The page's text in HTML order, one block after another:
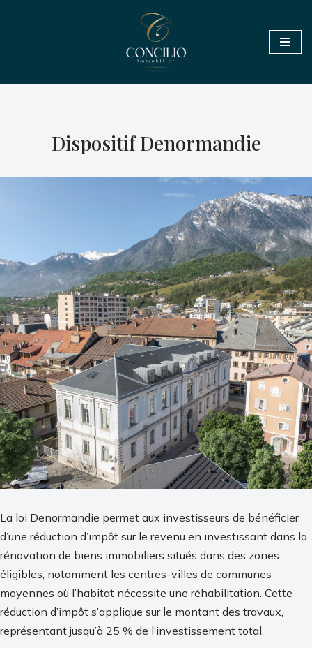
Dispositif Denormandie
La loi Denormandie permet aux investisseurs de bénéficier
d’une réduction d’impôt sur le revenu en investissant dans la
rénovation de biens immobiliers situés dans des zones
éligibles, notamment les centres-villes de communes
moyennes où l’habitat nécessite une réhabilitation. Cette
réduction d’impôt s’applique sur le montant des travaux,
représentant jusqu’à 25 % de l’investissement total.